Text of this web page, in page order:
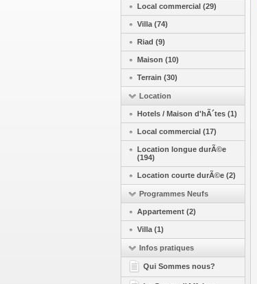
Local commercial (29)
Villa (74)
Riad (9)
Maison (10)
Terrain (30)
Location
Hotels / Maison d'hÃ´tes (1)
Local commercial (17)
Location longue durÃ©e
(194)
Location courte durÃ©e (2)
Programmes Neufs
Appartement (2)
Villa (1)
Infos pratiques
Qui Sommes nous?